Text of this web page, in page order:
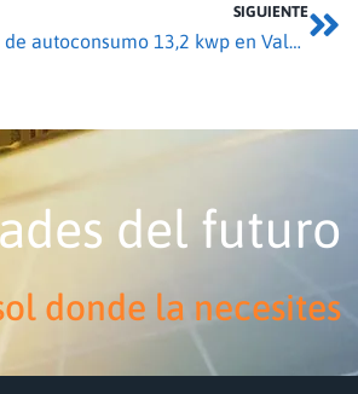
SIGUIENTE
Instalación de autoconsumo 13,2 kwp en Valcabado
del futuro
donde la necesites